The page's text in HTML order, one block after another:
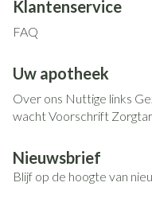
Klantenservice
FAQ
Uw apotheek
Over ons Nuttige links
wachtVoorschrift
Nieuwsbrief
Blijf op de hoogte van